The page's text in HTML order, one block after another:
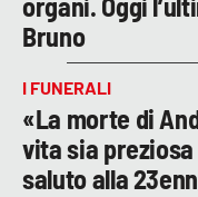
Bruno
I FUNERALI
«La morte di
vita sia
saluto alla